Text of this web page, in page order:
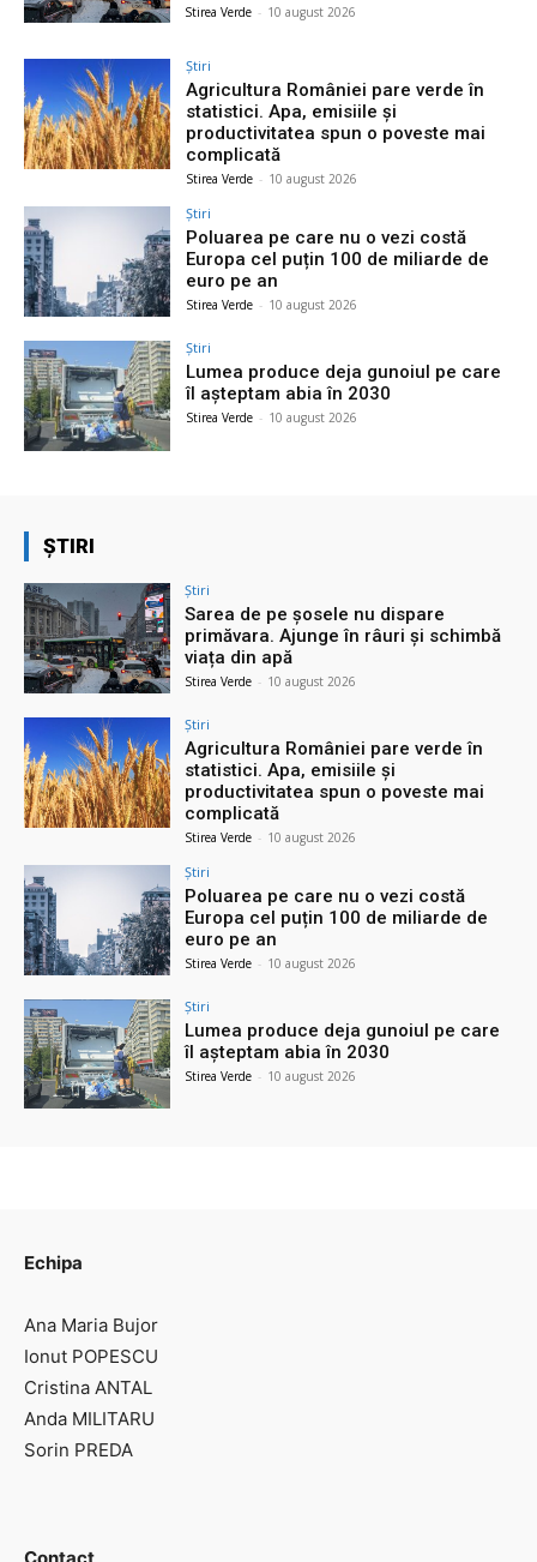
Stirea Verde - 10 august 2026
Știri
Agricultura României pare verde în
statistici. Apa, emisiile și
productivitatea spun o poveste mai
complicată
Stirea Verde - 10 august 2026
Știri
Poluarea pe care nu o vezi costă
Europa cel puțin 100 de miliarde de
euro pe an
Stirea Verde - 10 august 2026
Știri
Lumea produce deja gunoiul pe care
îl așteptam abia în 2030
Stirea Verde - 10 august 2026
ȘTIRI
Știri
Sarea de pe șosele nu dispare
primăvara. Ajunge în râuri și schimbă
viața din apă
Stirea Verde - 10 august 2026
Știri
Agricultura României pare verde în
statistici. Apa, emisiile și
productivitatea spun o poveste mai
complicată
Stirea Verde - 10 august 2026
Știri
Poluarea pe care nu o vezi costă
Europa cel puțin 100 de miliarde de
euro pe an
Stirea Verde - 10 august 2026
Știri
Lumea produce deja gunoiul pe care
îl așteptam abia în 2030
Stirea Verde - 10 august 2026
Echipa
Ana Maria Bujor
Ionut POPESCU
Cristina ANTAL
Anda MILITARU
Sorin PREDA